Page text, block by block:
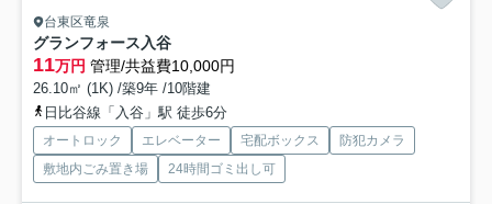
台東区竜泉
グランフォース入谷
11万円 管理/共益費10,000円
26.10㎡ (1K) /築9年 /10階建
日比谷線「入谷」駅 徒歩6分
オートロック エレベーター 宅配ボックス
防犯カメラ
敷地内ごみ置き場
24時間ゴミ出し可